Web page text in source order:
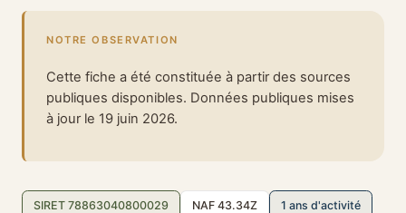
NOTRE OBSERVATION
Cette fiche a été constituée à partir des sources
publiques disponibles. Données publiques mises
à jour le 19 juin 2026.
SIRET 78863040800029 NAF 43.34Z 1 ans d'activité